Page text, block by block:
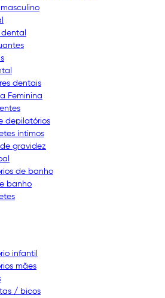
dentais
Feminina
depilatórios
íntimos
gravidez
de banho
banho
infantil
mães
/ bicos